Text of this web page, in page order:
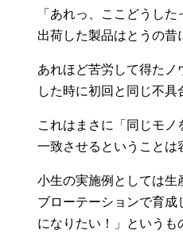
「あれっ、ここどうした
出荷した製品はとうの
あれほど苦労して得た
した時に初回と同じ不具
これはまさに「同じモ
一致させるということは
小生の実施例としては生
ブローテーションで育
になりたい！」というも